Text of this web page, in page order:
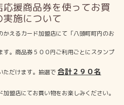
応援商品券を使ってお買
施について
かえるカード加盟店にて「八頭町町内のお
す。商品券５００円ご利用ごとにスタンプ
ただけます。抽選で合計２９０名
盟店にてお買い物をお楽しみください。